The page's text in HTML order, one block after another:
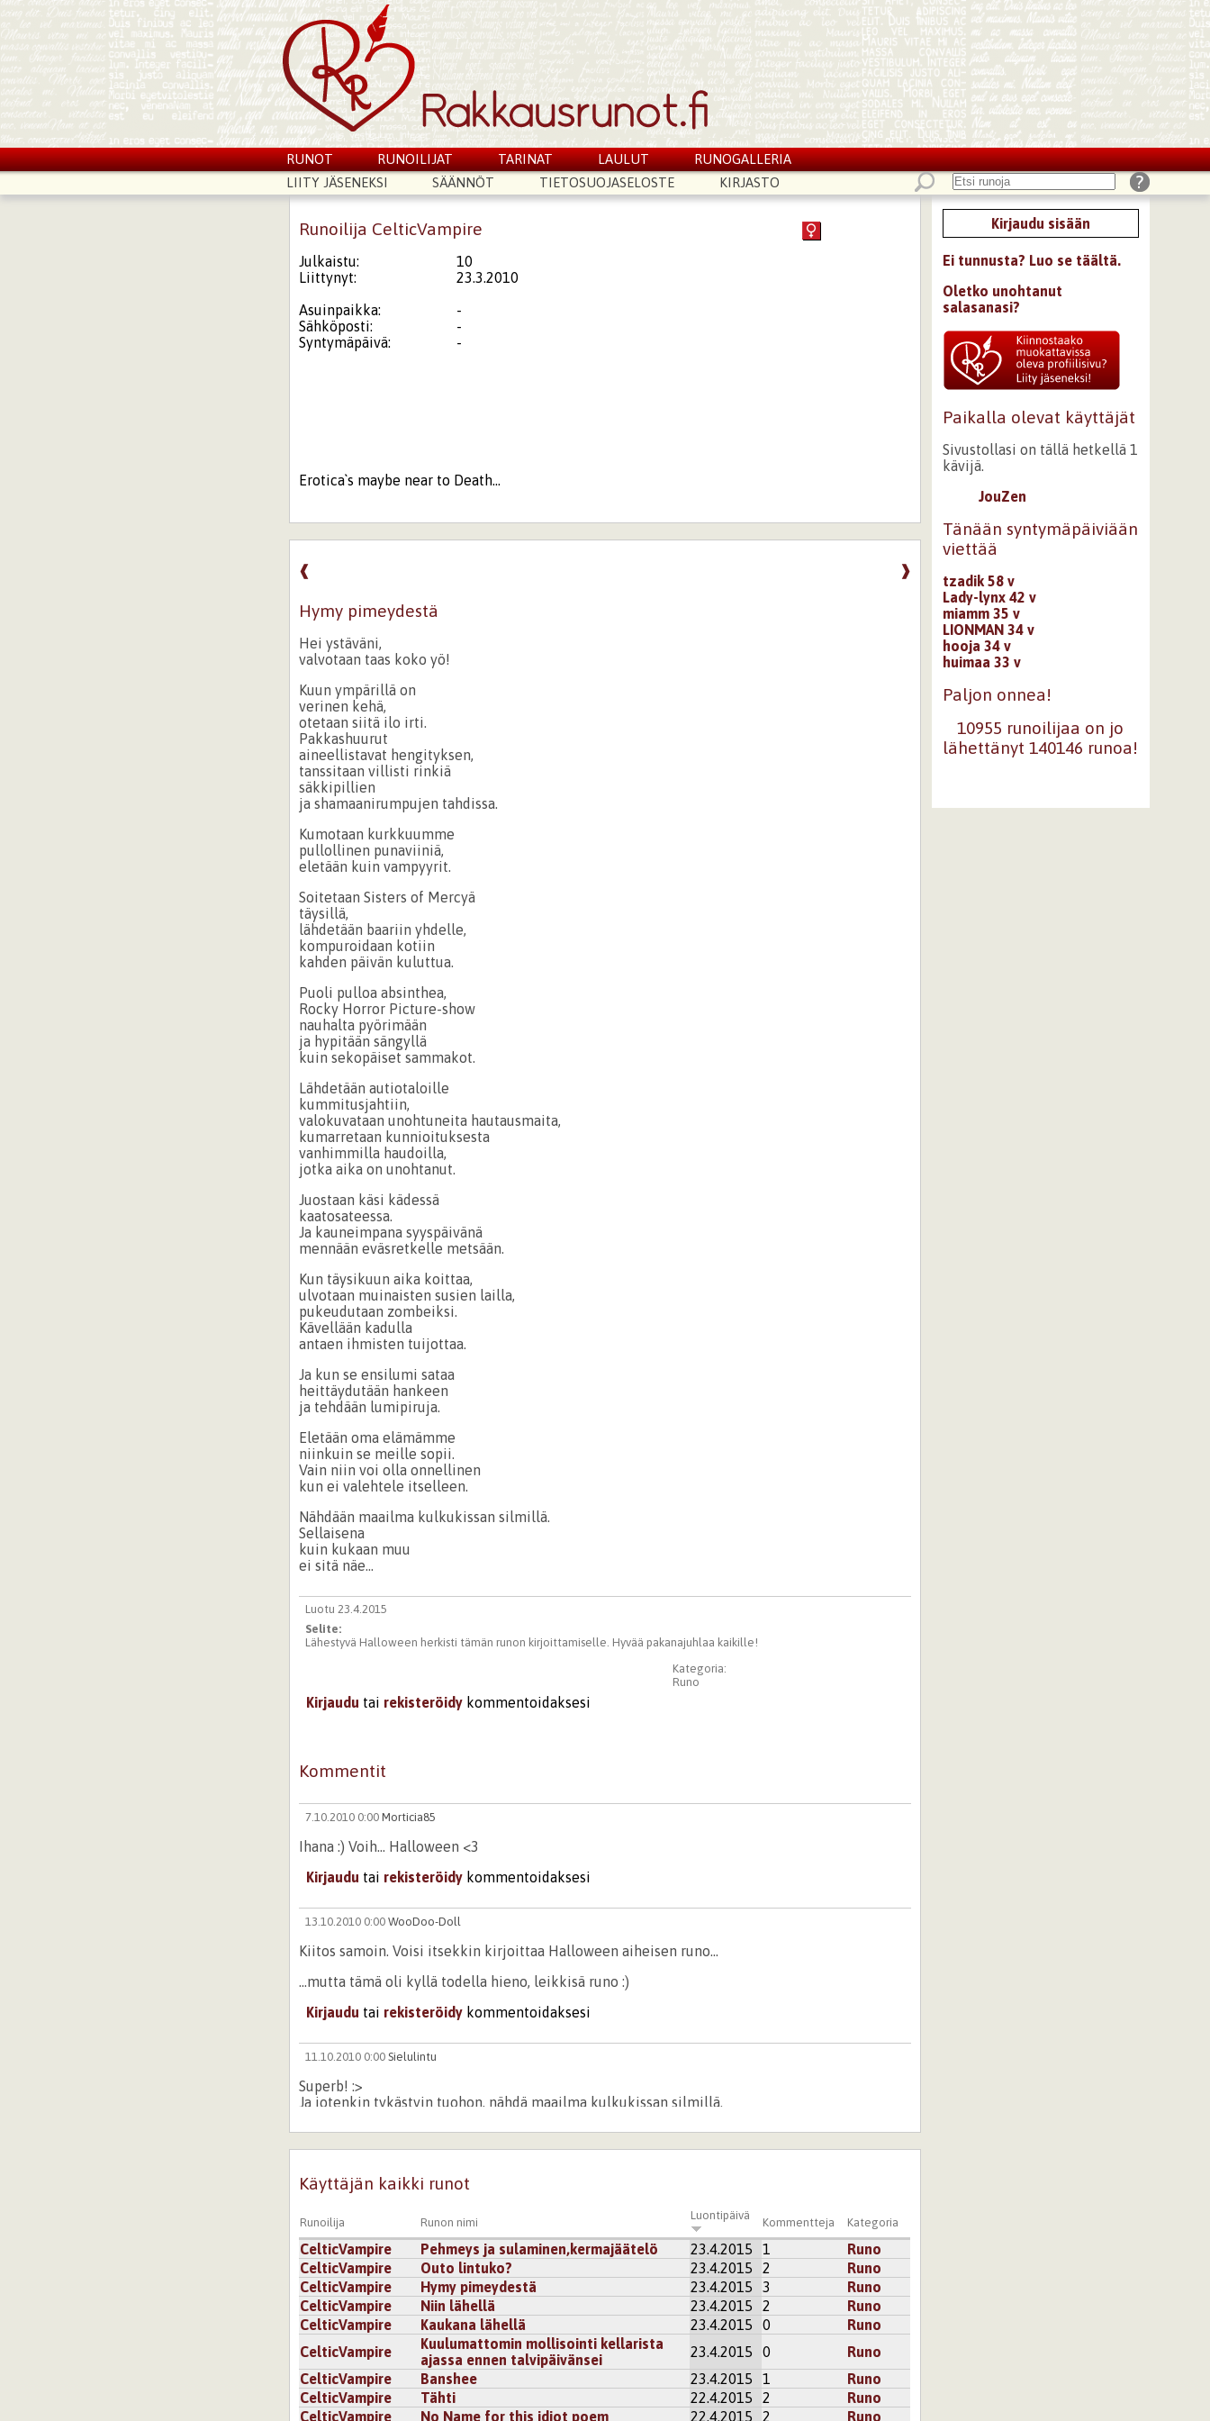
RUNOT RUNOILIJAT TARINAT LAULUT
RUNOGALLERIA
LIITY JÄSENEKSI
SÄÄNNÖT TIETOSUOJASELOSTE KIRJASTO
Runoilija CelticVampire
Julkaistu:
10
Liittynyt:
23.3.2010
Asuinpaikka:
-
Sähköposti:
-
Syntymäpäivä:
-
Erotica`s maybe near to Death...
❱
❰
Hymy pimeydestä
Hei ystäväni,
valvotaan taas koko yö!
Kuun ympärillä on
verinen kehä,
otetaan siitä ilo irti.
Pakkashuurut
aineellistavat hengityksen,
tanssitaan villisti rinkiä
säkkipillien
ja shamaanirumpujen tahdissa.
Kumotaan kurkkuumme
pullollinen punaviiniä,
eletään kuin vampyyrit.
Soitetaan Sisters of Mercyä
täysillä,
lähdetään baariin yhdelle,
kompuroidaan kotiin
kahden päivän kuluttua.
Puoli pulloa absinthea,
Rocky Horror Picture-show
nauhalta pyörimään
ja hypitään sängyllä
kuin sekopäiset sammakot.
Lähdetään autiotaloille
kummitusjahtiin,
valokuvataan unohtuneita hautausmaita,
kumarretaan kunnioituksesta
vanhimmilla haudoilla,
jotka aika on unohtanut.
Juostaan käsi kädessä
kaatosateessa.
Ja kauneimpana syyspäivänä
mennään eväsretkelle metsään.
Kun täysikuun aika koittaa,
ulvotaan muinaisten susien lailla,
pukeudutaan zombeiksi.
Kävellään kadulla
antaen ihmisten tuijottaa.
Ja kun se ensilumi sataa
heittäydutään hankeen
ja tehdään lumipiruja.
Eletään oma elämämme
niinkuin se meille sopii.
Vain niin voi olla onnellinen
kun ei valehtele itselleen.
Nähdään maailma kulkukissan silmillä.
Sellaisena
kuin kukaan muu
ei sitä näe...
Luotu 23.4.2015
Selite:
Lähestyvä Halloween herkisti tämän runon kirjoittamiselle. Hyvää pakanajuhlaa kaikille!
Kategoria:
Runo
Kirjaudu tai rekisteröidy kommentoidaksesi
Kommentit
7.10.2010 0:00 Morticia85
Ihana :) Voih... Halloween <3
Kirjaudu tai rekisteröidy kommentoidaksesi
13.10.2010 0:00 WooDoo-Doll
Kiitos samoin. Voisi itsekkin kirjoittaa Halloween aiheisen runo...
...mutta tämä oli kyllä todella hieno, leikkisä runo :)
Kirjaudu tai rekisteröidy kommentoidaksesi
11.10.2010 0:00 Sielulintu
Superb! :>
Ja jotenkin tykästyin tuohon, nähdä maailma kulkukissan silmillä.
Kirjaudutairekisteröidykommentoidaksesi
Käyttäjän kaikki runot
Runoilija Runon nimi
Luontipäivä
Kommentteja Kategoria
CelticVampire Pehmeys ja sulaminen,kermajäätelö 23.4.2015 1
Runo
CelticVampire
Outo lintuko? 23.4.2015 2
Runo
CelticVampire
Hymy pimeydestä 23.4.2015 3
Runo
CelticVampire
Niin lähellä 23.4.2015 2
Runo
CelticVampire
Kaukana lähellä 23.4.2015 0
Runo
CelticVampire
Kuulumattomin mollisointi kellarista
ajassa ennen talvipäivänsei
23.4.2015 0
Runo
CelticVampire
Banshee 23.4.2015 1
Runo
CelticVampire
Tähti 22.4.2015 2
Runo
CelticVampire
No Name for this idiot poem 22.4.2015 2 Runo
Kirjaudu sisään
Ei tunnusta? Luo se täältä.
Oletko unohtanut
salasanasi?
Paikalla olevat käyttäjät
Sivustollasi on tällä hetkellä 1
kävijä.
JouZen
Tänään syntymäpäiviään
viettää
tzadik 58 v
Lady-lynx 42 v
miamm 35 v
LIONMAN 34 v
hooja 34 v
huimaa 33 v
Paljon onnea!
10955 runoilijaa on jo
lähettänyt 140146 runoa!